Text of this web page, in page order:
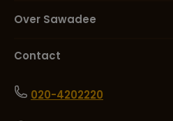
Over Sawadee
Contact
020-4202220